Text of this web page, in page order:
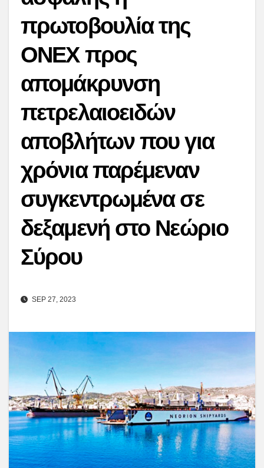
πρωτοβουλία της
ΟΝΕΧ προς
απομάκρυνση
πετρελαιοειδών
αποβλήτων που για
χρόνια παρέμεναν
συγκεντρωμένα σε
δεξαμενή στο Νεώριο
Σύρου
SEP 27, 2023